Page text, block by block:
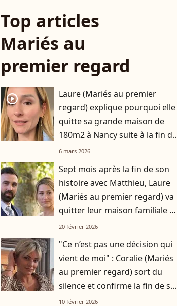
Top articles
Mariés au
premier regard
player2
Laure (Mariés au premier
regard) explique pourquoi elle
quitte sa grande maison de
180m2 à Nancy suite à la fin de
son histoire avec Matthieu
6 mars 2026
Sept mois après la fin de son
histoire avec Matthieu, Laure
(Mariés au premier regard) va
quitter leur maison familiale de
180m2 : elle a trouvé son
20 février 2026
"Ce n’est pas une décision qui
vient de moi" : Coralie (Mariés
au premier regard) sort du
silence et confirme la fin de son
couple
10 février 2026